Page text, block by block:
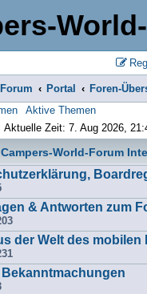
Portal Foren-
Aktive Themen
Aktuelle Zeit: 7. Aug 2026,
Campers-World-Forum
& Antworten zum
der Welt des mobilen